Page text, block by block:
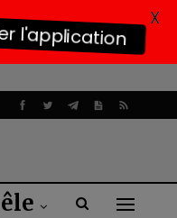
l'application
X